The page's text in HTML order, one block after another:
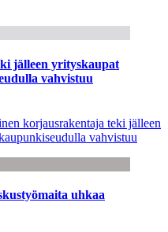
jälleen yrityskaupat
vahvistuu
korjausrakentaja teki jälleen
vahvistuu
uhkaa